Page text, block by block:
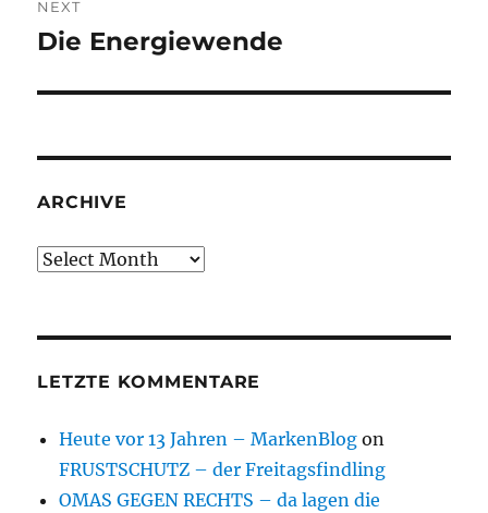
NEXT
Next
Die Energiewende
ARCHIVE
Archive
LETZTE KOMMENTARE
Heute vor 13 Jahren – MarkenBlog on
FRUSTSCHUTZ – der Freitagsfindling
OMAS GEGEN RECHTS – da lagen die